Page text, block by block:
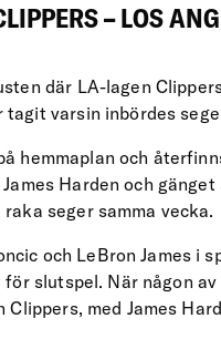
– LOS
där LA-lagen
tagit varsin inbördes
hemmaplan och
Harden och
seger samma vecka.
och LeBron James i
slutspel. När någon
med James